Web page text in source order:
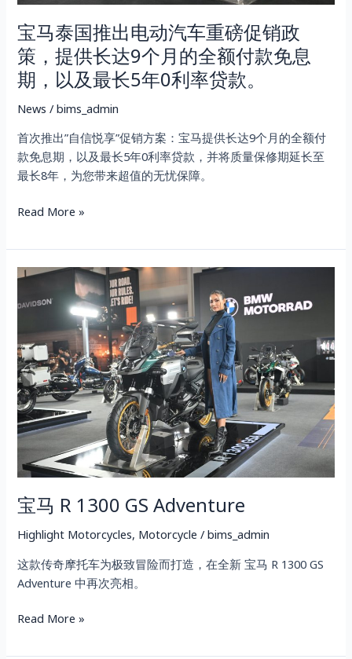
宝马泰国推出电动汽车重磅促销政
策，提供长达9个月的全额付款免息
期，以及最长5年0利率贷款。
News /bims_admin
首次推出”自信悦享”促销方案：宝马提供长达9个月的全额付
款免息期，以及最长5年0利率贷款，并将质量保修期延长至
最长8年，为您带来超值的无忧保障。
磅
促
销
政
策，
提
长
达
9
月
全
额
款
息
期，
以
及
最
长
5
年
0
利
率
贷
款。
Read More »
宝马 R 1300 GS Adventure
Highlight Motorcycles, Motorcycle /bims_admin
这款传奇摩托车为极致冒险而打造，在全新 宝马 R 1300 GS
Adventure 中再次亮相。
宝
R
1300
GS
Adventure
Read More »